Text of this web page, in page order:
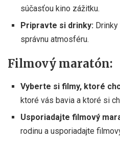
súčasťou kino zážitku.
Pripravte si drinky:
správnu atmosféru.
Filmový maratón:
Vyberte si filmy, ktoré
ktoré vás bavia a ktoré si
Usporiadajte filmový
rodinu a usporiadajte